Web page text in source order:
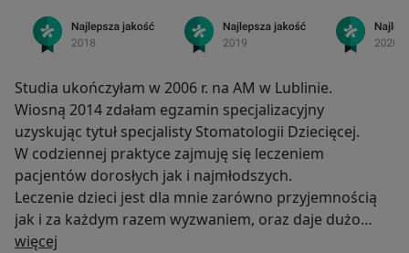
Studia ukończyłam w 2006 r. na AM w Lublinie.
Wiosną 2014 zdałam egzamin specjalizacyjny
uzyskując tytuł specjalisty Stomatologii Dziecięcej.
W codziennej praktyce zajmuję się leczeniem
pacjentów dorosłych jak i najmłodszych.
Leczenie dzieci jest dla mnie zarówno przyjemnością
jak i za każdym razem wyzwaniem, oraz daje dużo
satysfakcji.
więcej